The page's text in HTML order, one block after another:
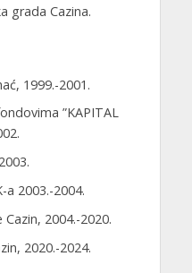
grada Cazina.
1999.-2001.
”KAPITAL
a 2003.-2004.
2004.-2020.
2020.-2024.